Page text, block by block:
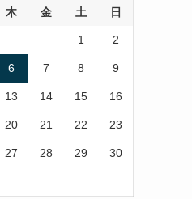
木 金 土 日
1 2
6 7 8 9
13 14 15 16
20 21 22 23
27 28 29 30